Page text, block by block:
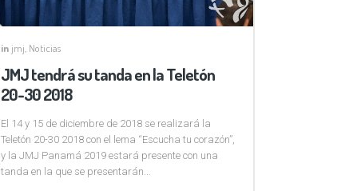
in jmj Noticias
JMJ tendrá su tanda en la Teletón
20-30 2018
El 14 y 15 de diciembre de 2018 se realizará la
Teletón 20-30 2018 con el lema “Escucha tu corazón”,
y la JMJ Panamá 2019 estará presente con una
tanda en la que se presentarán...